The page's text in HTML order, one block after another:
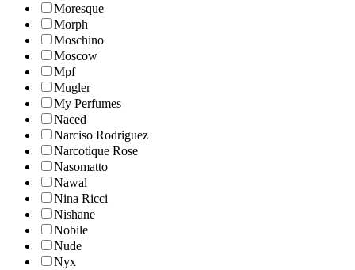
Moresque
Morph
Moschino
Moscow
Mpf
Mugler
My Perfumes
Naced
Narciso Rodriguez
Narcotique Rose
Nasomatto
Nawal
Nina Ricci
Nishane
Nobile
Nude
Nyx